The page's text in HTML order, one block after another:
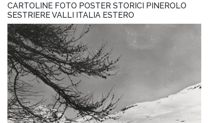
CARTOLINE FOTO POSTER STORICI PINEROLO
SESTRIERE VALLI ITALIA ESTERO